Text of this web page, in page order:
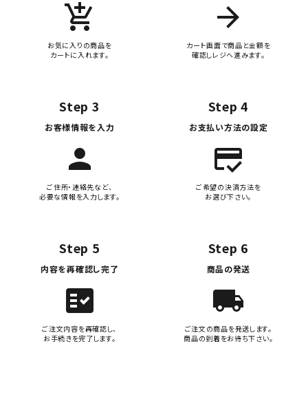
add_shopping_cart
お気に入りの商品を
カートに入れます。
arrow_forward
カート画面で商品と金額を
確認しレジへ進みます。
Step 3
お客様情報を入力
person
ご住所・連絡先など、
必要な情報を入力します。
Step 4
お支払い方法の設定
credit_score
ご希望の決済方法を
お選び下さい。
Step 5
内容を再確認し完了
fact_check
ご注文内容を再確認し、
お手続きを完了します。
Step 6
商品の発送
local_shipping
ご注文の商品を発送します。
商品の到着をお待ち下さい。